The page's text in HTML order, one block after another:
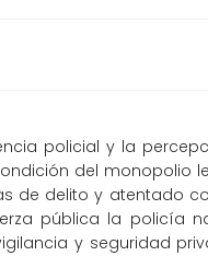
policial y la
del monopolio
de delito y atentado
pública la policía
y seguridad